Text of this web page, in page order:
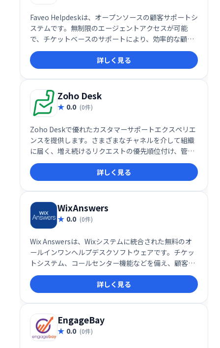
Faveo Helpdeskは、オープンソースの顧客サポートシ
ステムです。無制限のエージェントアクセスが可能
で、チケットベースのサポートにより、効率的な顧客
対応を実現します。特にスタートアップや中小企業向
けに設計されており、自動化されたヘルプデスクシス
テムで顧客サポート業務を管理できます。
詳しく見る
Zoho Desk
0.0 (0件)
Zoho Deskで優れたカスタマーサポートエクスペリエ
ンスを提供します。さまざまなチャネルを介して組織
に届く、増え続けるリクエストの優先順位付け、管
理、終了。サポート知識ベースを構築して公開しま
す。
詳しく見る
WixAnswers
0.0 (0件)
Wix Answersは、Wixシステムに統合された無料のオ
ールインワンヘルプデスクソフトウェアです。チケッ
トシステム、コールセンター機能などを備え、顧客サ
ポートに必要なツールを網羅的に提供します。Wixユ
ーザーは、Wix Answersを活用することで、独自のサ
ービスデスクを構築し、効率的なカスタマーサポート
を実現できます。ビジネス規模を問わず、スムーズな
顧客対応を支援します。
詳しく見る
EngageBay
0.0 (0件)